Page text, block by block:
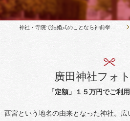
神社・寺院で結婚式のことなら神前挙式専門店三々九度
「定額」１５万円でご利
廣田神社フォ
西宮という地名の由来となった神社。